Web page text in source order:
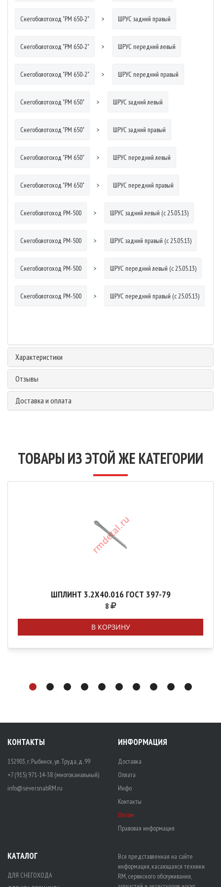
Снегоболотоход "РМ 650-2" ШРУС задний правый
Снегоболотоход "РМ 650-2" ШРУС передний левый
Снегоболотоход "РМ 650-2" ШРУС передний правый
Снегоболотоход "РМ 650" ШРУС задний левый
Снегоболотоход "РМ 650" ШРУС задний правый
Снегоболотоход "РМ 650" ШРУС передний левый
Снегоболотоход "РМ 650" ШРУС передний правый
Снегоболотоход РМ-500 ШРУС задний левый (с 25.05.13)
Снегоболотоход РМ-500 ШРУС задний правый (с 25.05.13)
Снегоболотоход РМ-500 ШРУС передний левый (с 25.05.13)
Снегоболотоход РМ-500 ШРУС передний правый (с 25.05.13)
Характеристики
Отзывы
Доставка и оплата
ТОВАРЫ ИЗ ЭТОЙ ЖЕ КАТЕГОРИИ
ШПЛИНТ 3.2Х40.016 ГОСТ 397-79
8
В КОРЗИНУ
КОНТАКТЫ
152903, г. Рыбинск, ул. Труда, д. 99
+7 (915) 971-14-38 (многоканальный)
info@seversnabRM.ru
ИНФОРМАЦИЯ
Доставка
Оплата
Инфо
Контакты
Оптом
Правовая информация
КАТАЛОГ
ДЛЯ СНЕГОХОДА
Вся представленная на сайте
информация, касающаяся техники
RM, сервисного обслуживания,